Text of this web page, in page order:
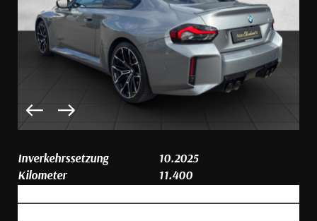
Inverkehrssetzung
10.2025
Kilometer
11.400